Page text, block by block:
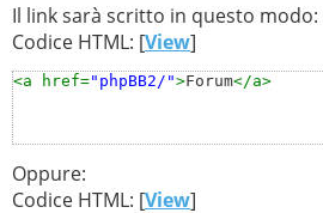
Il link sarà scritto in questo modo:
Codice HTML: [View]
<a href="phpBB2/">Forum</a>
Oppure:
Codice HTML: [View]